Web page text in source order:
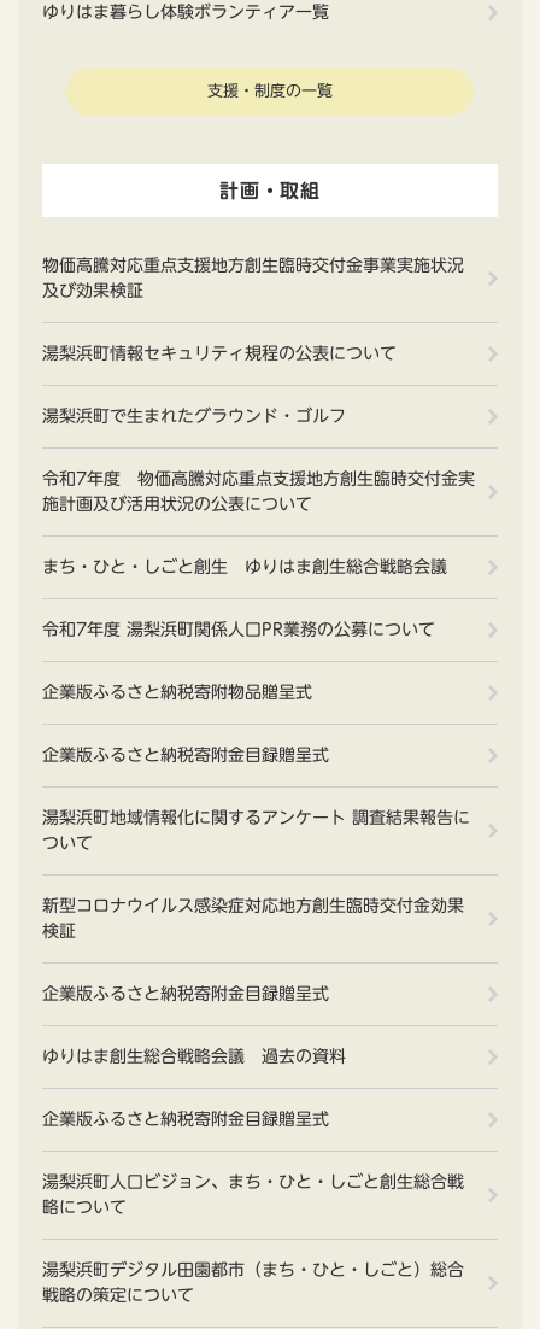
ゆりはま暮らし体験ボランティア一覧
支援・制度の一覧
計画・取組
物価高騰対応重点支援地方創生臨時交付金事業実施状況
及び効果検証
湯梨浜町情報セキュリティ規程の公表について
湯梨浜町で生まれたグラウンド・ゴルフ
令和7年度 物価高騰対応重点支援地方創生臨時交付金実
施計画及び活用状況の公表について
まち・ひと・しごと創生 ゆりはま創生総合戦略会議
令和7年度 湯梨浜町関係人口PR業務の公募について
企業版ふるさと納税寄附物品贈呈式
企業版ふるさと納税寄附金目録贈呈式
湯梨浜町地域情報化に関するアンケート 調査結果報告に
ついて
新型コロナウイルス感染症対応地方創生臨時交付金効果
検証
企業版ふるさと納税寄附金目録贈呈式
ゆりはま創生総合戦略会議 過去の資料
企業版ふるさと納税寄附金目録贈呈式
湯梨浜町人口ビジョン、まち・ひと・しごと創生総合戦
略について
湯梨浜町デジタル田園都市（まち・ひと・しごと）総合
戦略の策定について